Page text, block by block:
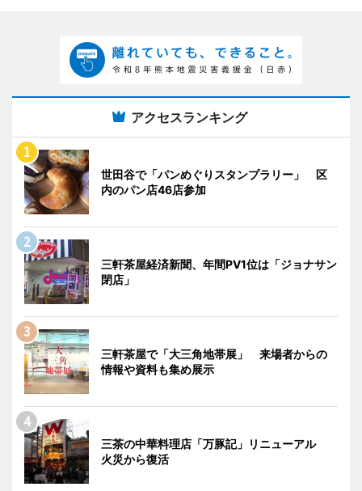
アクセスランキング
世田谷で「パンめぐりスタンプラリー」 区
内のパン店46店参加
三軒茶屋経済新聞、年間PV1位は「ジョナサン
閉店」
三軒茶屋で「大三角地帯展」 来場者からの
情報や資料も集め展示
三茶の中華料理店「万豚記」リニューアル
火災から復活